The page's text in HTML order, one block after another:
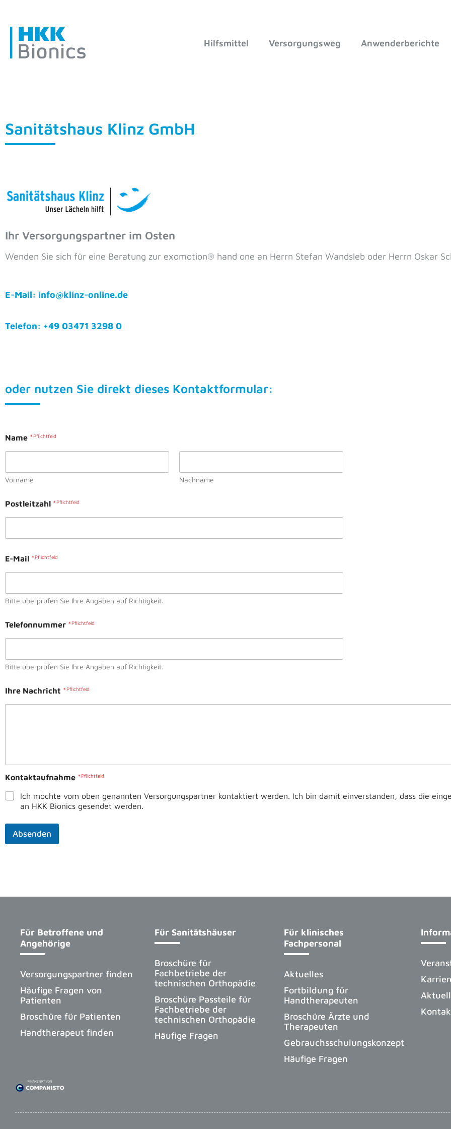
Hilfsmittel Versorgungsweg Anwenderberichte
Sanitätshaus Klinz GmbH
Ihr Versorgungspartner im Osten
Wenden Sie sich für eine Beratung zur exomotion® hand one an Herrn Stefan Wandsleb oder Herrn Oskar
E-Mail: info@klinz-online.de
Telefon: +49 03471 3298 0
oder nutzen Sie direkt dieses Kontaktformular:
Name *
Vorname Nachname
Postleitzahl *
E-Mail *
Bitte überprüfen Sie Ihre Angaben auf Richtigkeit.
Telefonnummer *
Bitte überprüfen Sie Ihre Angaben auf Richtigkeit.
Ihre Nachricht *
Kontaktaufnahme *
Ich möchte vom oben genannten Versorgungspartner kontaktiert werden. Ich bin damit einverstanden, dass die
an HKK Bionics gesendet werden.
Absenden
Für Betroffene und
Angehörige
Versorgungspartner finden
Häufige Fragen von
Patienten
Broschüre für Patienten
Handtherapeut finden
Für Sanitätshäuser
Broschüre für
Fachbetriebe der
technischen Orthopädie
Broschüre Passteile für
Fachbetriebe der
technischen Orthopädie
Häufige Fragen
Für klinisches
Fachpersonal
Aktuelles
Fortbildung für
Handtherapeuten
Broschüre Ärzte und
Therapeuten
Gebrauchsschulungskonzept
Häufige Fragen